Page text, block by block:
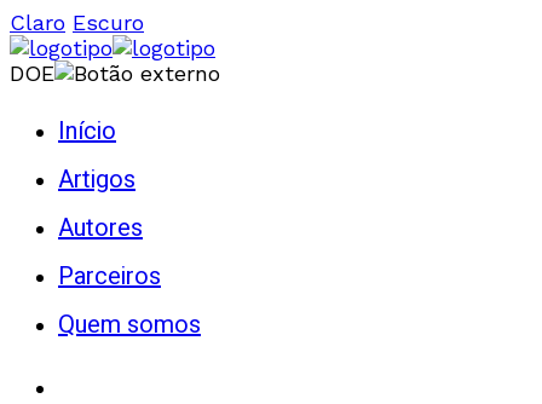
Claro Escuro
DOE
Início
Artigos
Autores
Parceiros
Quem somos